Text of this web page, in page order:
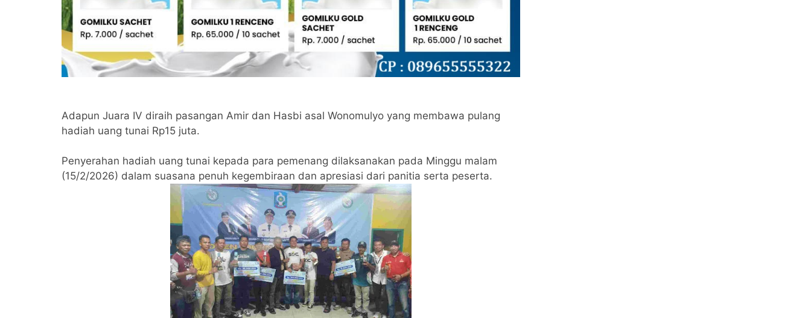
Adapun Juara IV diraih pasangan Amir dan Hasbi asal Wonomulyo yang membawa pulang
hadiah uang tunai Rp15 juta.
Penyerahan hadiah uang tunai kepada para pemenang dilaksanakan pada Minggu malam
(15/2/2026) dalam suasana penuh kegembiraan dan apresiasi dari panitia serta peserta.